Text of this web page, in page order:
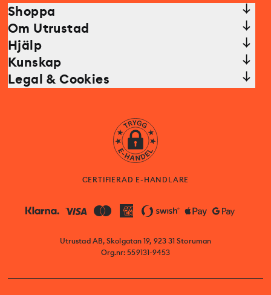
Shoppa
Om Utrustad
Hjälp
Kunskap
Legal & Cookies
CERTIFIERAD E-HANDLARE
Utrustad AB, Skolgatan 19, 923 31 Storuman
Org.nr: 559131-9453